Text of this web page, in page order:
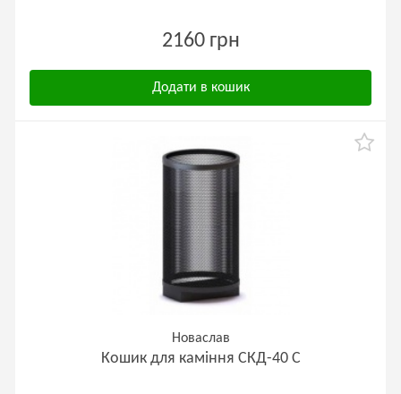
2160 грн
Додати в кошик
Новаслав
Кошик для каміння СКД-40 С